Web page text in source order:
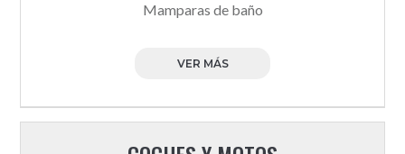
Mamparas de baño
VER MÁS